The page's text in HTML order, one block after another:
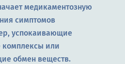
медикаментозную
симптомов
успокаивающие
комплексы или
обмен веществ.